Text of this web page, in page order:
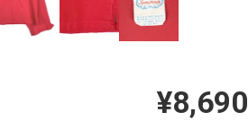
¥8,690